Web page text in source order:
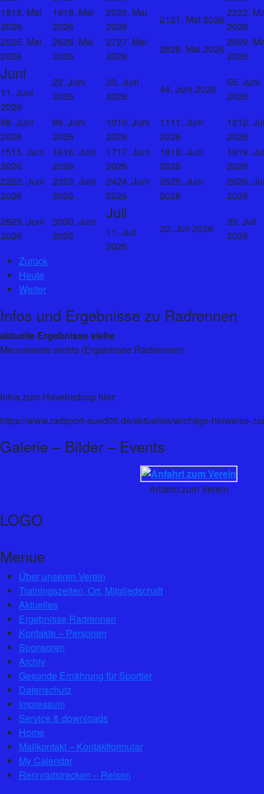
offroadserie B/Brbg
shop4cross
Alle Kategorien
Ansicht
ausdrucken
Eintragen in Outlook
Outlook-Export
1818. Mai
2026
1919. Mai
2026
2020. Mai
2026
2121. Mai 2026
2222.
2026
2525. Mai
2026
2626. Mai
2026
2727. Mai
2026
2828. Mai 2026
2929.
2026
Juni
11. Juni
2026
22. Juni
2026
33. Juni
2026
44. Juni 2026
55. Juni
2026
88. Juni
2026
99. Juni
2026
1010. Juni
2026
1111. Juni
2026
1212.
2026
1515. Juni
2026
1616. Juni
2026
1717. Juni
2026
1818. Juni
2026
1919.
2026
2222. Juni
2026
2323. Juni
2026
2424. Juni
2026
2525. Juni
2026
2626.
2026
2929. Juni
2026
3030. Juni
2026
Juli
11. Juli
2026
22. Juli 2026
33. Juli
2026
Zurück
Heute
Weiter
Infos und Ergebnisse zu Radrennen
aktuelle Ergebnisse siehe
Menueleiste rechts (Ergebnisse Radrennen)
Infos zum Havelradcup hier:
https://www.radsport-sued05.de/aktuelles/wichtige-hinweise-
Galerie – Bilder – Events
Anfahrt zum Verein
LOGO
Menue
Über unseren Verein
Trainingszeiten, Ort, Mitgliedschaft
Aktuelles
Ergebnisse Radrennen
Kontakte – Personen
Sponsoren
Archiv
Gesunde Ernährung für Sportler
Datenschutz
Impressum
Service & downloads
Home
Mailkontakt – Kontaktformular
My Calendar
Rennradstrecken – Reisen